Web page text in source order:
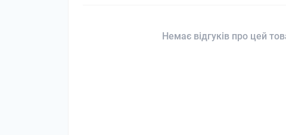
Немає відгуків про цей